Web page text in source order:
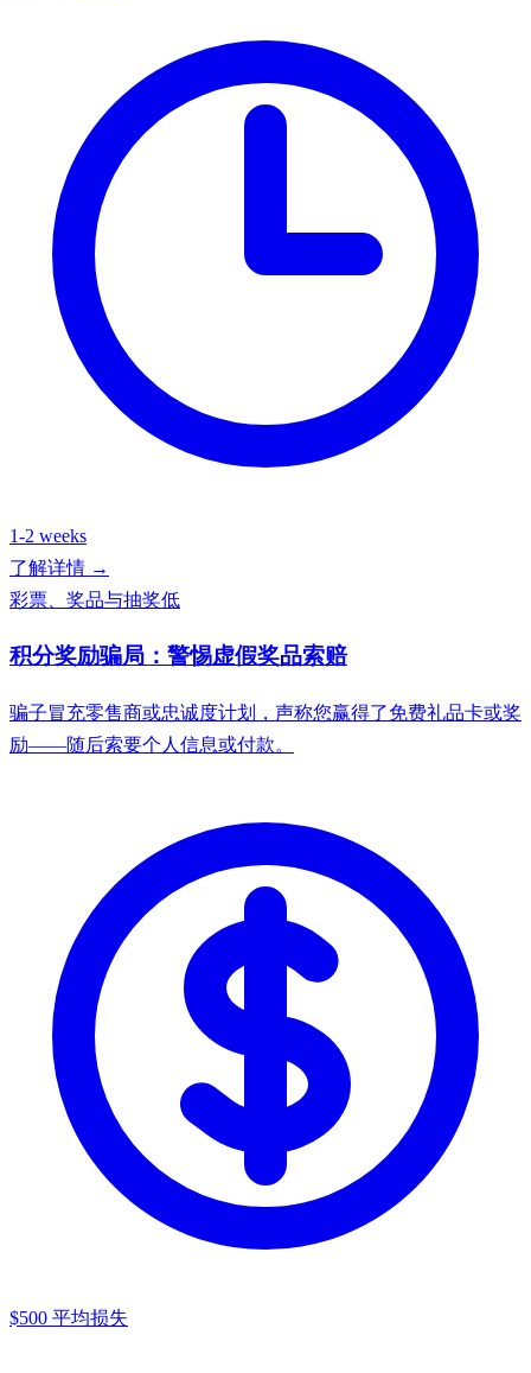
1-2 weeks
了解详情 →
彩票、奖品与抽奖低
积分奖励骗局：警惕虚假奖品索赔
骗子冒充零售商或忠诚度计划，声称您赢得了免费礼品卡或奖
励——随后索要个人信息或付款。
$500 平均损失